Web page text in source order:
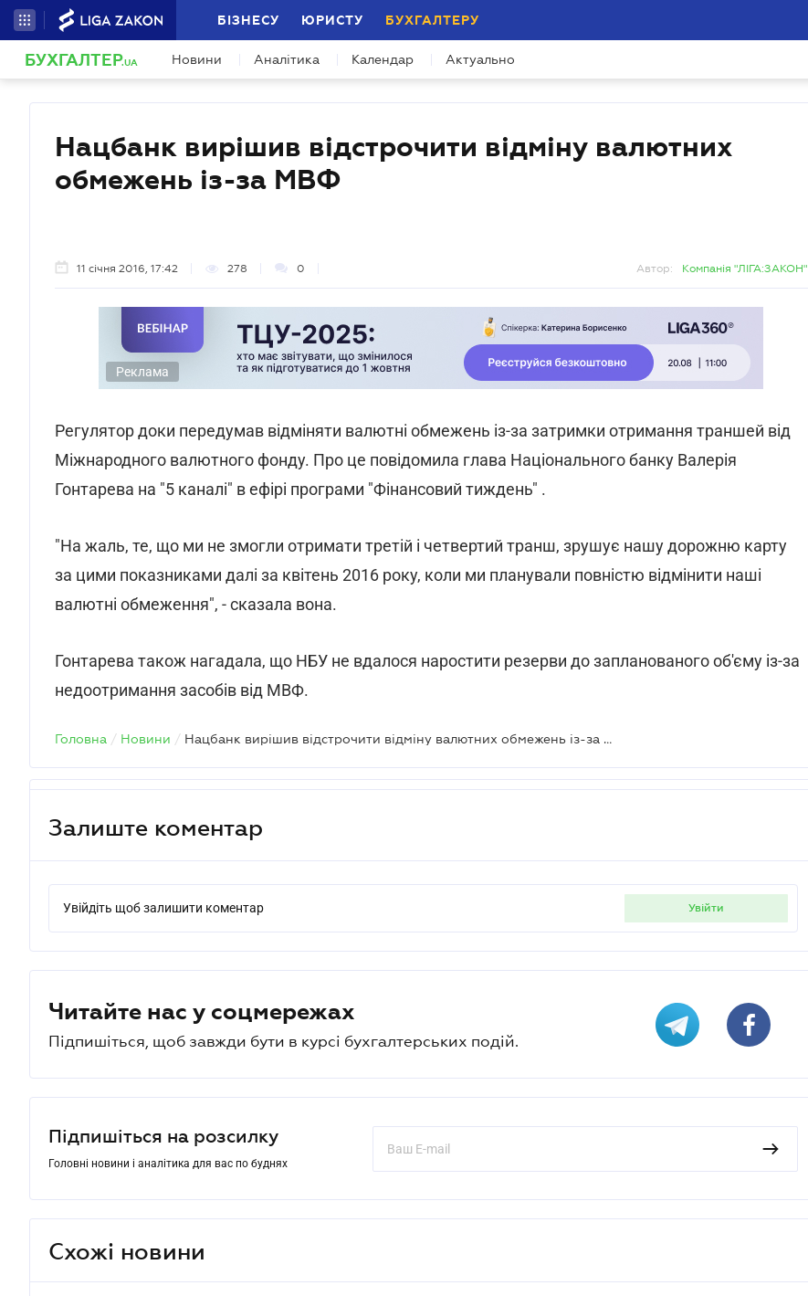
БІЗНЕСУ ЮРИСТУ БУХГАЛТЕРУ
БУХГАЛТЕР.UA Новини Аналітика Календар Актуально
Нацбанк вирішив відстрочити відміну валютних
обмежень із-за МВФ
11 січня 2016, 17:42 278 0 Автор: Компанія "ЛІГА:ЗАКОН"
Реклама
Регулятор доки передумав відміняти валютні обмежень із-за затримки отримання траншей від
Міжнародного валютного фонду. Про це повідомила глава Національного банку Валерія
Гонтарева на "5 каналі" в ефірі програми "Фінансовий тиждень" .
"На жаль, те, що ми не змогли отримати третій і четвертий транш, зрушує нашу дорожню карту
за цими показниками далі за квітень 2016 року, коли ми планували повністю відмінити наші
валютні обмеження", - сказала вона.
Гонтарева також нагадала, що НБУ не вдалося наростити резерви до запланованого об'єму із-за
недоотримання засобів від МВФ.
Головна / Новини / Нацбанк вирішив відстрочити відміну валютних обмежень із-за МВФ
Залиште коментар
Увійдіть щоб залишити коментар увійти
Читайте нас у соцмережах
Підпишіться, щоб завжди бути в курсі бухгалтерських подій.
Підпишіться на розсилку
Головні новини і аналітика для вас по буднях
Схожі новини